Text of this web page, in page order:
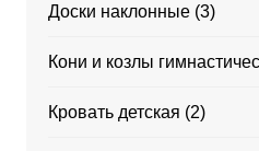
Доски наклонные(3)
Кони и козлы
Кровать детская (2)